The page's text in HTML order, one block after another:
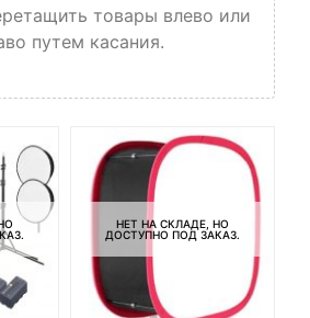
товары влево или
путем касания.
НЕТ НА СКЛАДЕ, НО
ДОСТУПНО ПОД ЗАКАЗ.